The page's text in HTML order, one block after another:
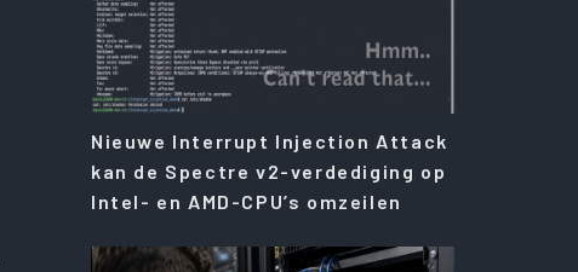
Nieuwe Interrupt Injection Attack
kan de Spectre v2-verdediging op
Intel- en AMD-CPU’s omzeilen